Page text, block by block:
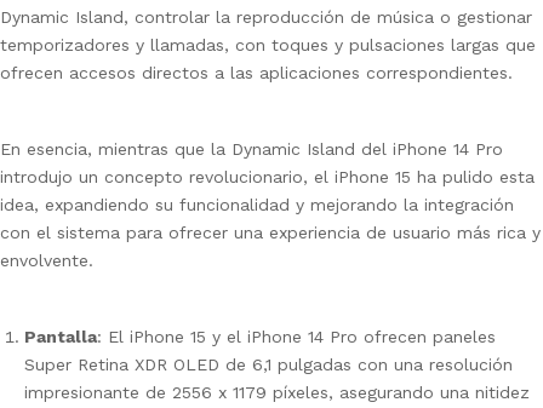
Dynamic Island, controlar la reproducción de música o gestionar
temporizadores y llamadas, con toques y pulsaciones largas que
ofrecen accesos directos a las aplicaciones correspondientes.
En esencia, mientras que la Dynamic Island del iPhone 14 Pro
introdujo un concepto revolucionario, el iPhone 15 ha pulido esta
idea, expandiendo su funcionalidad y mejorando la integración
con el sistema para ofrecer una experiencia de usuario más rica y
envolvente.
Pantalla: El iPhone 15 y el iPhone 14 Pro ofrecen paneles
Super Retina XDR OLED de 6,1 pulgadas con una resolución
impresionante de 2556 x 1179 píxeles, asegurando una nitidez